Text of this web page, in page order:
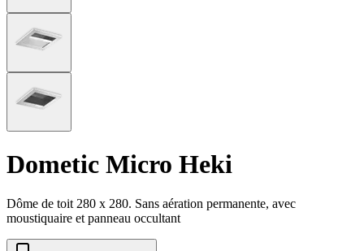
Dometic Micro Heki
Dôme de toit 280 x 280. Sans aération permanente, avec
moustiquaire et panneau occultant